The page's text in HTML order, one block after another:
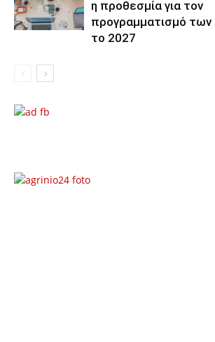
η προθεσμία για τον
προγραμματισμό
το 2027